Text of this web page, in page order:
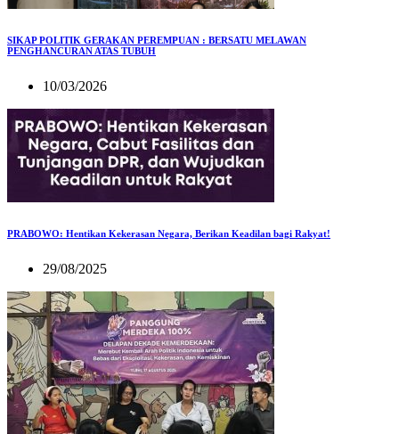
SIKAP POLITIK GERAKAN PEREMPUAN : BERSATU MELAWAN
PENGHANCURAN ATAS TUBUH
10/03/2026
PRABOWO: Hentikan Kekerasan Negara, Berikan Keadilan bagi Rakyat!
29/08/2025